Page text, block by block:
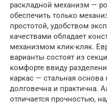
раскладной механизм —
обеспечить только
простотой, удобством
качествами обладает
механизмом клик-кляк.
варианты состоят из
комфорте ввиду
каркас — стальная основа
долговечна и практична.
отличается прочностью,